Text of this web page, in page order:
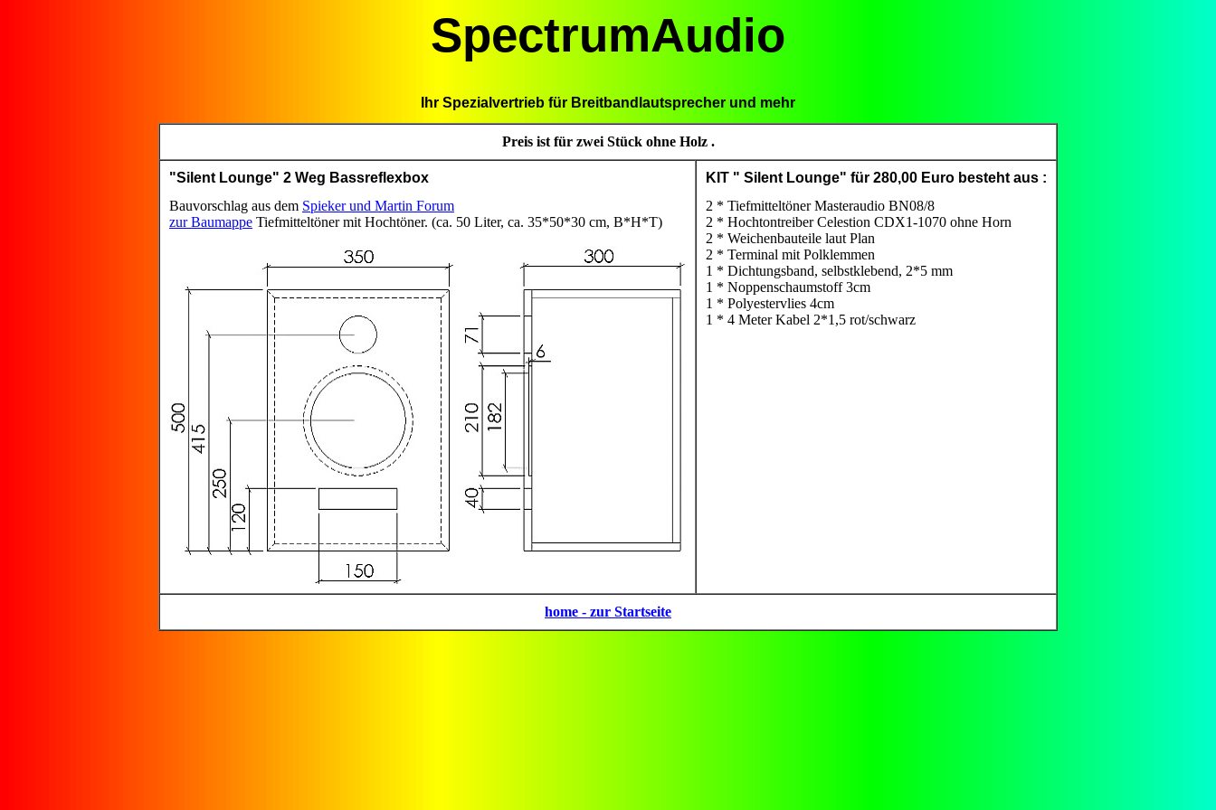
SpectrumAudio
Ihr Spezialvertrieb für Breitbandlautsprecher und mehr
Preis ist für zwei Stück ohne Holz .
"Silent Lounge" 2 Weg Bassreflexbox
Bauvorschlag aus dem Spieker und Martin Forum
zur Baumappe Tiefmitteltöner mit Hochtöner. (ca. 50 Liter, ca. 35*50*30 cm, B*H*T)
KIT " Silent Lounge" für 280,00 Euro besteht aus :
2 * Tiefmitteltöner Masteraudio BN08/8
2 * Hochtontreiber Celestion CDX1-1070 ohne Horn
2 * Weichenbauteile laut Plan
2 * Terminal mit Polklemmen
1 * Dichtungsband, selbstklebend, 2*5 mm
1 * Noppenschaumstoff 3cm
1 * Polyestervlies 4cm
1 * 4 Meter Kabel 2*1,5 rot/schwarz
home - zur Startseite